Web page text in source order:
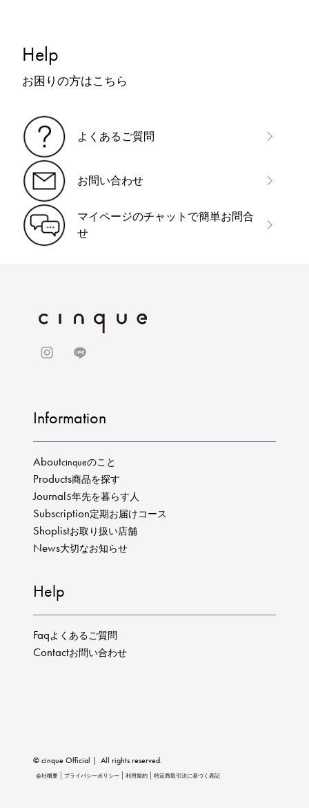
Help
お困りの方はこちら
よくあるご質問
お問い合わせ
マイページのチャットで簡単お問合
せ
Information
Aboutcinqueのこと
Products商品を探す
Journal5年先を暮らす人
Subscription定期お届けコース
Shoplistお取り扱い店舗
News大切なお知らせ
Help
Faqよくあるご質問
Contactお問い合わせ
© cinque Official｜ All rights reserved.
会社概要 プライバシーポリシー 利用規約 特定商取引法に基づく表記